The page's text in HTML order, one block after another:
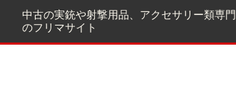
中古の実銃や射撃用品、アクセサリー類専門
のフリマサイト